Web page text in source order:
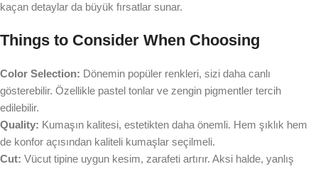
kaçan detaylar da büyük fırsatlar sunar.
Things to Consider When Choosing
Color Selection: Dönemin popüler renkleri, sizi daha canlı
gösterebilir. Özellikle pastel tonlar ve zengin pigmentler tercih
edilebilir.
Quality: Kumaşın kalitesi, estetikten daha önemli. Hem şıklık hem
de konfor açısından kaliteli kumaşlar seçilmeli.
Cut: Vücut tipine uygun kesim, zarafeti artırır. Aksi halde, yanlış